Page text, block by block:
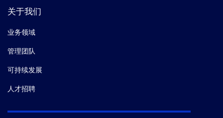
关于我们
业务领域
管理团队
可持续发展
人才招聘